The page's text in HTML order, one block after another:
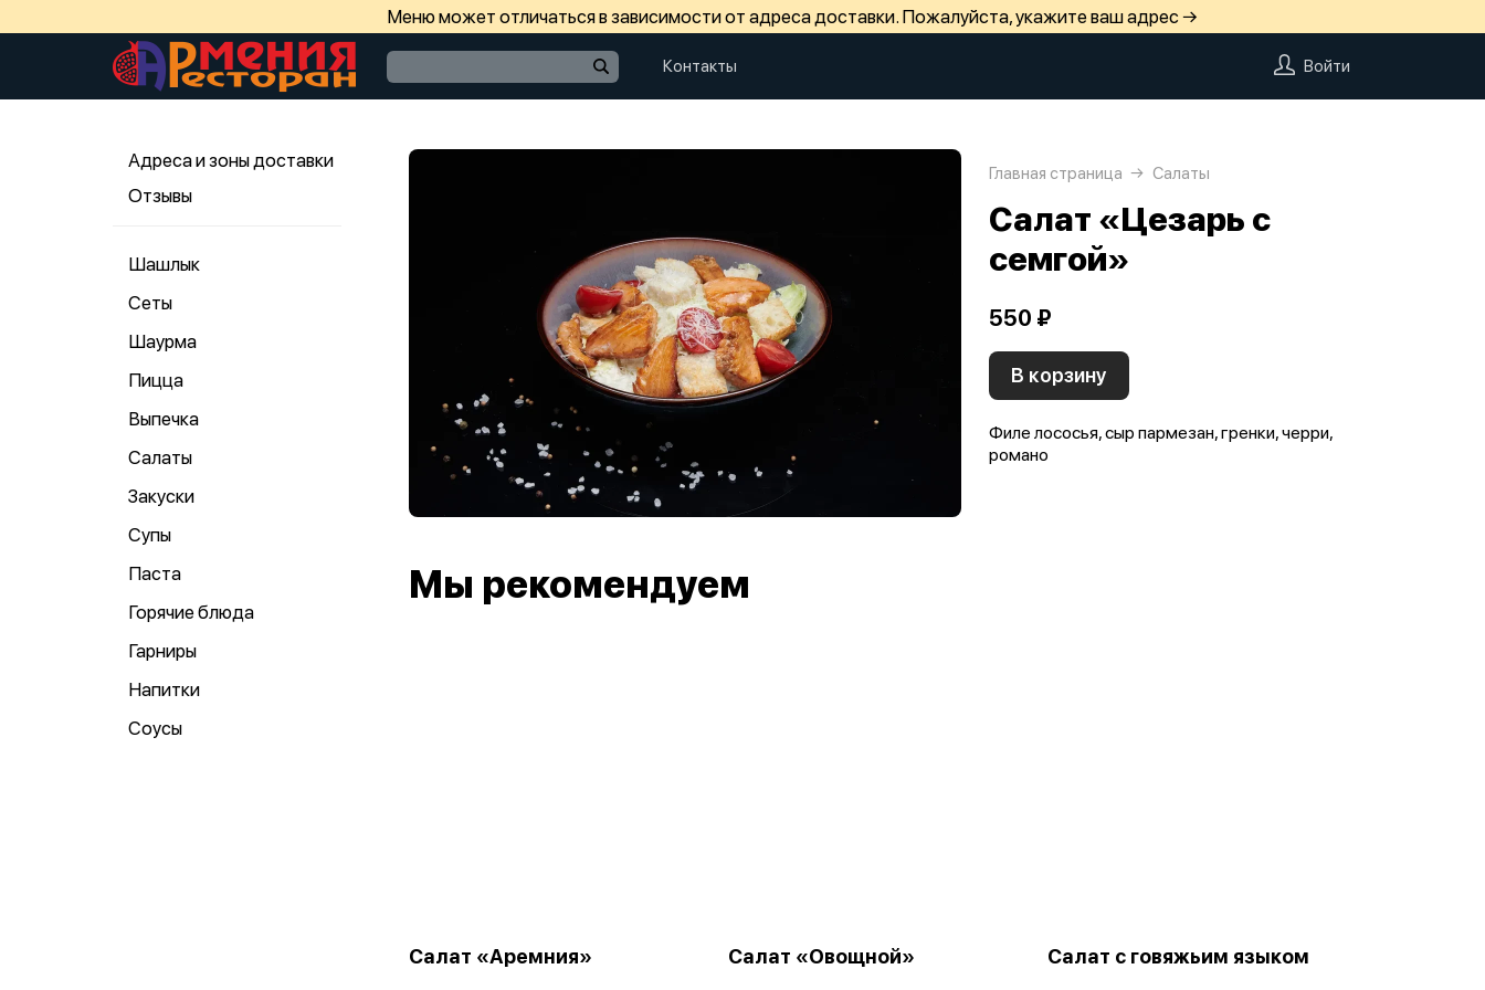
Меню может отличаться в зависимости от адреса доставки. Пожалуйста, укажите ваш адрес →
Контакты Войти
Адреса и зоны доставки
Отзывы
Шашлык
Сеты
Шаурма
Пицца
Выпечка
Салаты
Закуски
Супы
Паста
Горячие блюда
Гарниры
Напитки
Соусы
Главная страница Салаты
Салат «Цезарь с
семгой»
550 ₽
В корзину
Филе лососья, сыр пармезан, гренки, черри,
романо
Мы рекомендуем
Салат «Аремния» Салат «Овощной» Салат с говяжьим языком